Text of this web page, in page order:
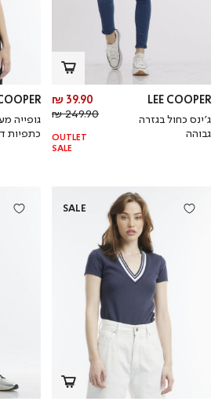
LEE COOPER
ג’ינס כחול בגזרה
גבוהה
מחיר
מוצר
39.90 ₪
מחיר
רגיל
249.90 ₪
OUTLET
SALE
גופייה
כתפיות
SALE